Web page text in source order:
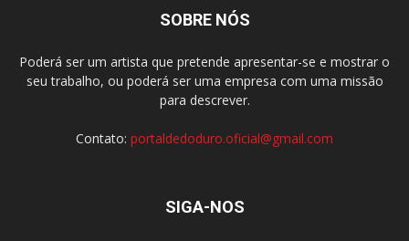
SOBRE NÓS
Poderá ser um artista que pretende apresentar-se e mostrar o
seu trabalho, ou poderá ser uma empresa com uma missão
para descrever.
Contato: portaldedoduro.oficial@gmail.com
SIGA-NOS